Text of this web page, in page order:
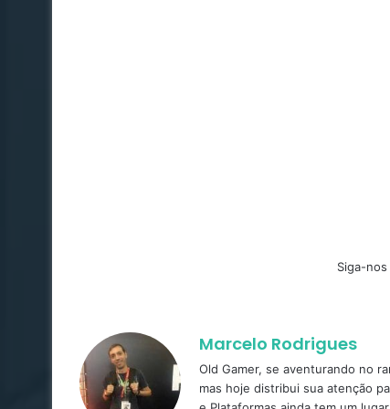
Siga-nos
Marcelo Rodrigues
Old Gamer, se aventurando no
mas hoje distribui sua atenção